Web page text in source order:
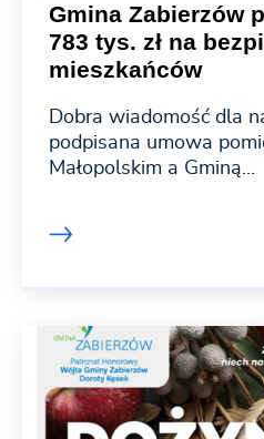
Gmina Zabierzów
783 tys. zł na
mieszkańców
Dobra wiadomość dla
podpisana umowa
Małopolskim a Gminą...